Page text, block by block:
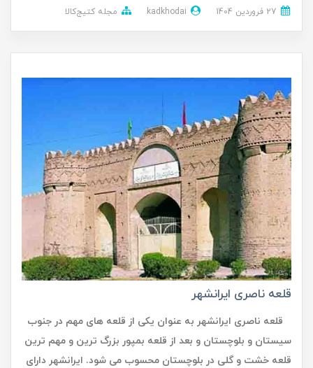
kadkhodai مجله کتیج‌کالا
قلعه ناصری ایرانشهر
قلعه ناصری ایرانشهر به عنوان یکی از قلعه های مهم در جنوب
سیستان و بلوچستان و بعد از قلعه بمپور بزرگ ترین و مهم ترین
قلعه خشت و گلی در بلوچستان محسوب می شود. ایرانشهر دارای